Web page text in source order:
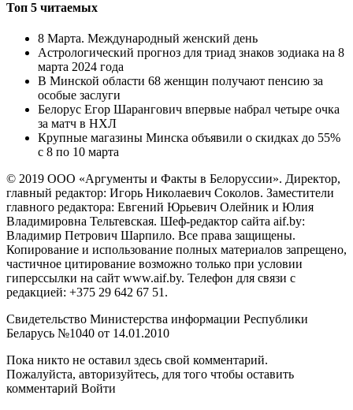
Топ 5 читаемых
8 Марта. Международный женский день
Астрологический прогноз для триад знаков зодиака на 8
марта 2024 года
В Минской области 68 женщин получают пенсию за
особые заслуги
Белорус Егор Шарангович впервые набрал четыре очка
за матч в НХЛ
Крупные магазины Минска объявили о скидках до 55%
с 8 по 10 марта
© 2019 ООО «Аргументы и Факты в Белоруссии». Директор,
главный редактор: Игорь Николаевич Соколов. Заместители
главного редактора: Евгений Юрьевич Олейник и Юлия
Владимировна Тельтевская. Шеф-редактор сайта aif.by:
Владимир Петрович Шарпило. Все права защищены.
Копирование и использование полных материалов запрещено,
частичное цитирование возможно только при условии
гиперссылки на сайт www.aif.by. Телефон для связи с
редакцией: +375 29 642 67 51.
Свидетельство Министерства информации Республики
Беларусь №1040 от 14.01.2010
Пока никто не оставил здесь свой комментарий.
Пожалуйста, авторизуйтесь, для того чтобы оставить
комментарий Войти